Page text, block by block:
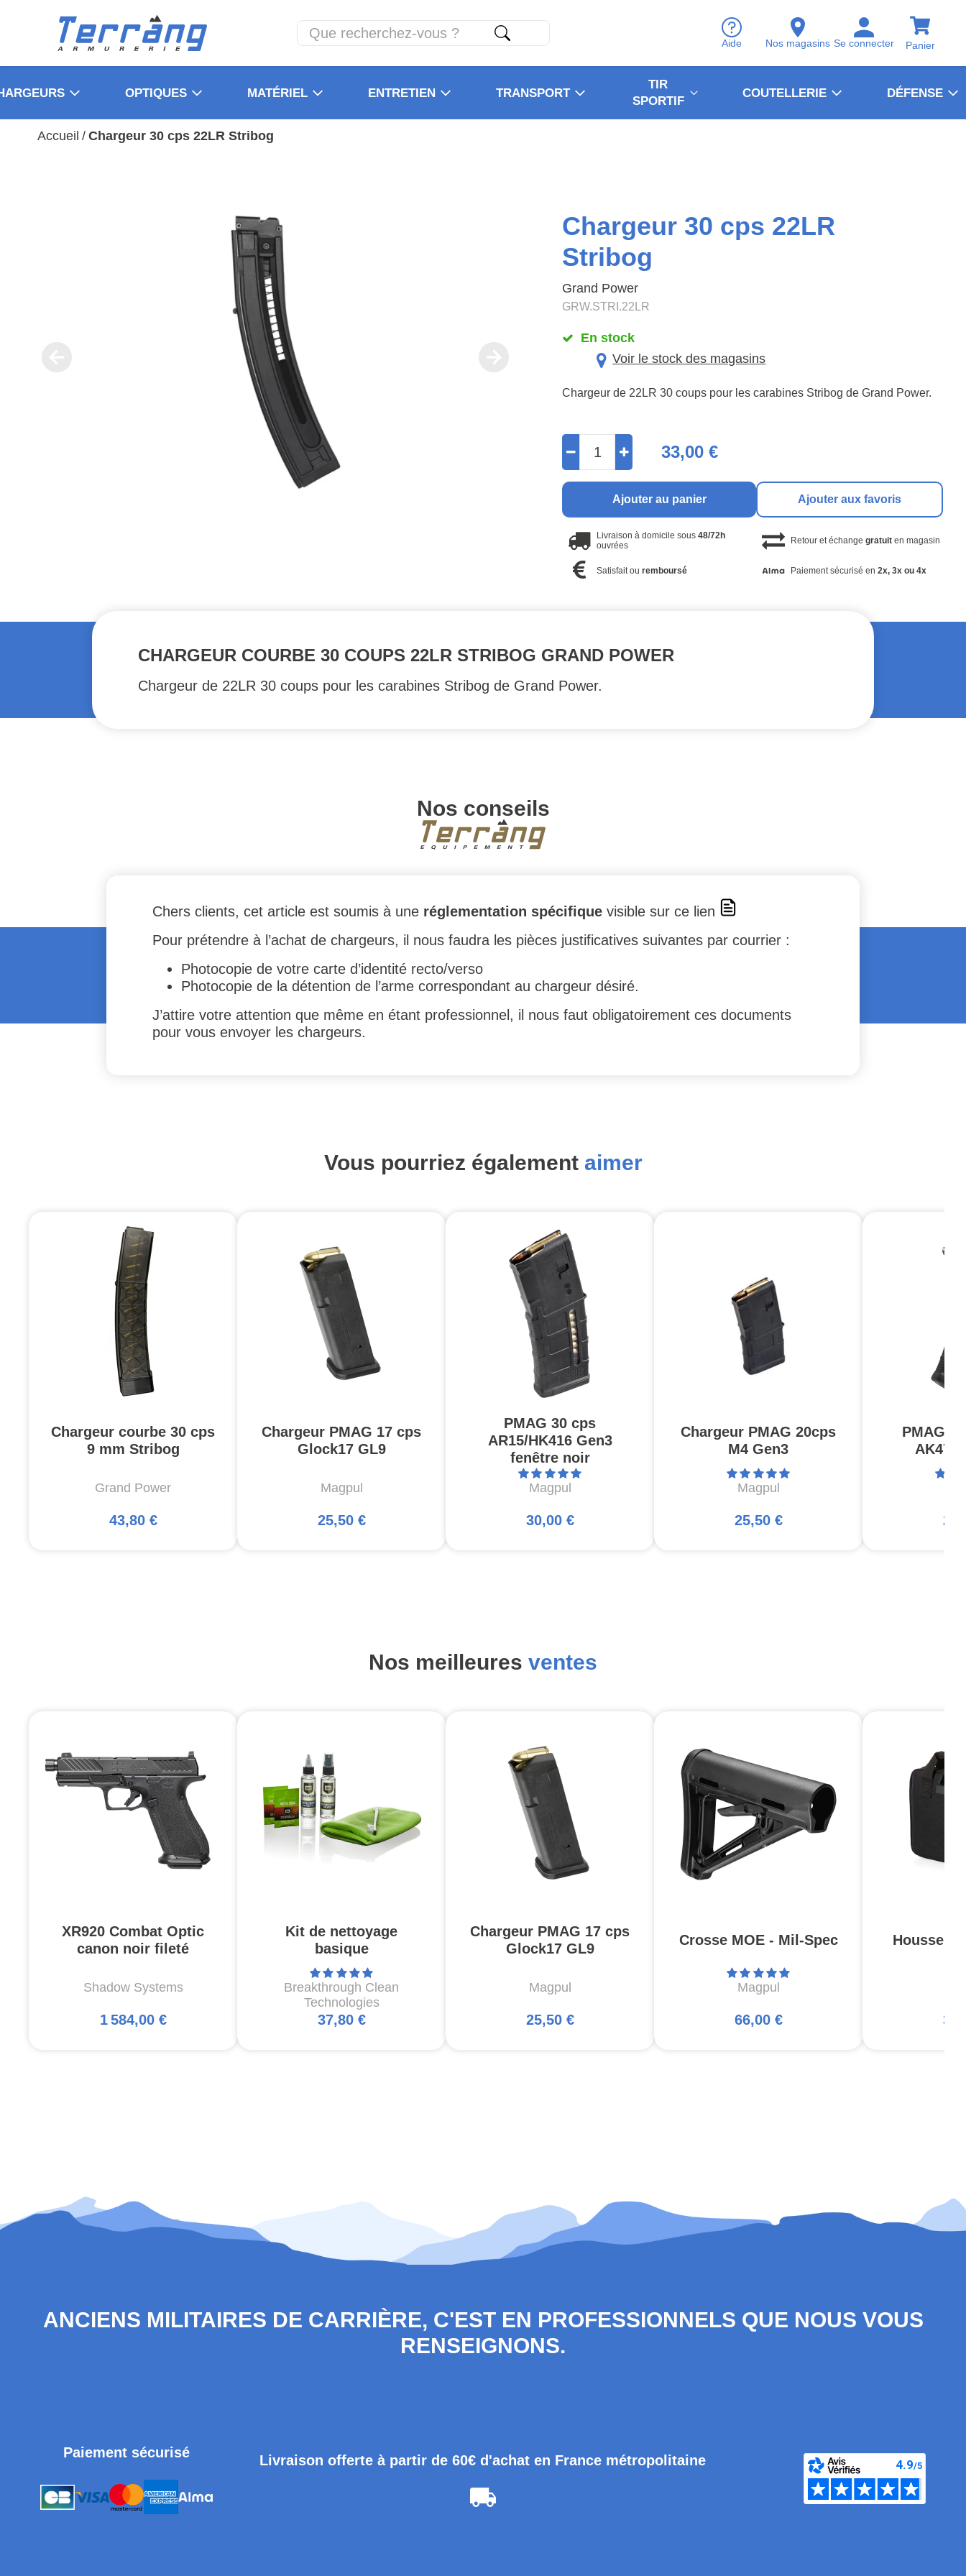
Aide Nos magasins Se connecter Panier
OPTIQUES MATÉRIEL ENTRETIEN TRANSPORT
TIR
SPORTIF
COUTELLERIE DÉFENSE
Accueil / Chargeur 30 cps 22LR Stribog
Chargeur 30 cps 22LR
Stribog
Grand Power
GRW.STRI.22LR
En stock
Voir le stock des magasins
Chargeur de 22LR 30 coups pour les carabines Stribog de Grand Power.
33,00 €
Ajouter au panier Ajouter aux favoris
Livraison à domicile sous48/72h
ouvrées
Retour et échange gratuiten magasin
Satisfait ouremboursé Paiement sécurisé en 2x, 3x ou 4x
CHARGEUR COURBE 30 COUPS 22LR STRIBOG GRAND POWER
Chargeur de 22LR 30 coups pour les carabines Stribog de Grand Power.
Nos conseils
Chers clients, cet article est soumis à une réglementation spécifique visible sur ce lien
Pour prétendre à l’achat de chargeurs, il nous faudra les pièces justificatives suivantes par courrier :
Photocopie de votre carte d’identité recto/verso
Photocopie de la détention de l’arme correspondant au chargeur désiré.
J’attire votre attention que même en étant professionnel, il nous faut obligatoirement ces documents
pour vous envoyer les chargeurs.
Vous pourriez également aimer
Chargeur courbe 30 cps
9 mm Stribog
Grand Power
43,80 €
Chargeur PMAG 17 cps
Glock17 GL9
Magpul
25,50 €
PMAG 30 cps
AR15/HK416 Gen3
fenêtre noir
Magpul
30,00 €
Chargeur PMAG 20cps
M4 Gen3
Magpul
25,50 €
PMAG
AK47/
Nos meilleures ventes
XR920 Combat Optic
canon noir fileté
Shadow Systems
1 584,00 €
Kit de nettoyage
basique
Breakthrough Clean
Technologies
37,80 €
Chargeur PMAG 17 cps
Glock17 GL9
Magpul
25,50 €
Crosse MOE - Mil-Spec
Magpul
66,00 €
Housse
ANCIENS MILITAIRES DE CARRIÈRE, C'EST EN PROFESSIONNELS QUE NOUS VOUS
RENSEIGNONS.
Paiement sécurisé Livraison offerte à partir de 60€ d'achat en France métropolitaine